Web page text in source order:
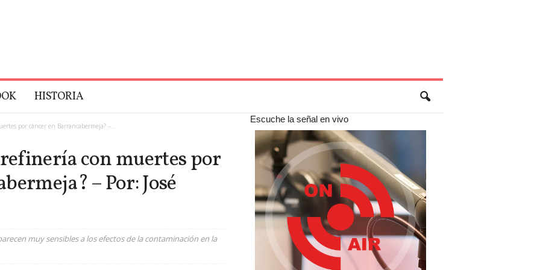
HISTORIA
por cáncer en Barrancabermeja? –...
con muertes por
– Por: José
muy sensibles a los efectos de la contaminación en la
Escuche la señal en vivo